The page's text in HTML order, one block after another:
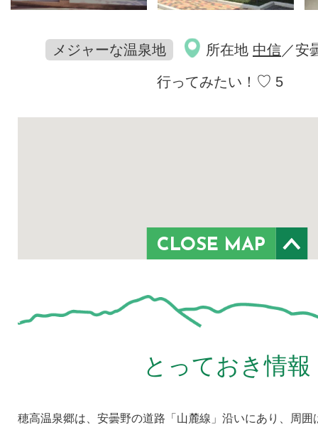
メジャーな温泉地 所在地 中信／安
行ってみたい！ ♡ 5
CLOSE MAP
とっておき情報
穂高温泉郷は、安曇野の道路「山麓線」沿いにあり、周囲